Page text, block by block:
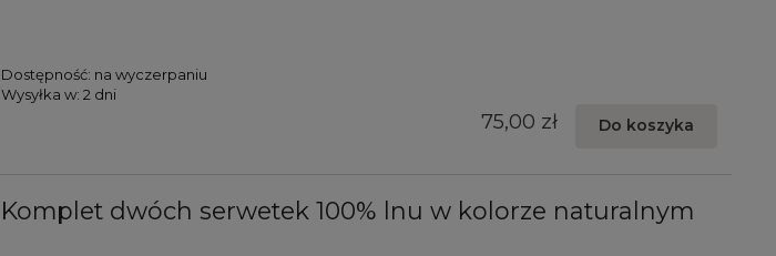
Dostępność: na wyczerpaniu
Wysyłka w: 2 dni
75,00 zł Do koszyka
Komplet dwóch serwetek 100% lnu w kolorze naturalnym